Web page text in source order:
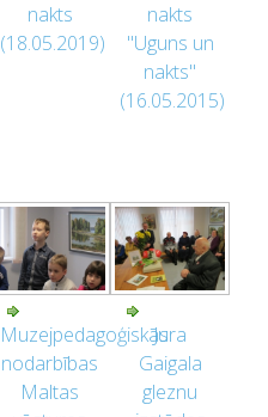
nakts
(18.05.2019)
nakts
"Uguns un
nakts"
(16.05.2015)
Muzejpedagoģiskās
nodarbības
Maltas
Jura
Gaigala
gleznu